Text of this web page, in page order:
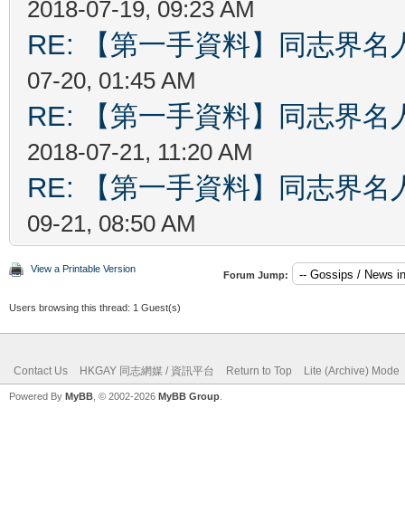
2018-07-19, 09:23 AM
RE: 【第一手資料】同志界名
07-20, 01:45 AM
RE: 【第一手資料】同志界名
2018-07-21, 11:20 AM
RE: 【第一手資料】同志界名
09-21, 08:50 AM
View a Printable Version
Forum Jump:
Users browsing this thread: 1 Guest(s)
Contact Us HKGAY 同志網媒 / 資訊平台 Return to Top Lite (Archive) Mode
Powered By MyBB , © 2002-2026 MyBB Group